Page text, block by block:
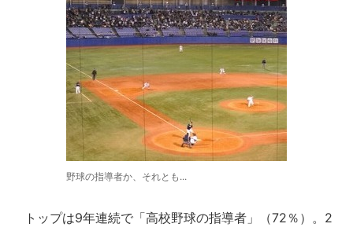
野球の指導者か、それとも...
トップは9年連続で「高校野球の指導者」（72％）。2